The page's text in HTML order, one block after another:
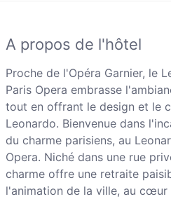
A propos de l'hôtel
Proche de l'Opéra Garnier, le
Paris Opera embrasse
tout en offrant le design et le
Leonardo. Bienvenue dans
du charme parisiens, au
Opera. Niché dans une rue
charme offre une retraite
l'animation de la ville, au cœur